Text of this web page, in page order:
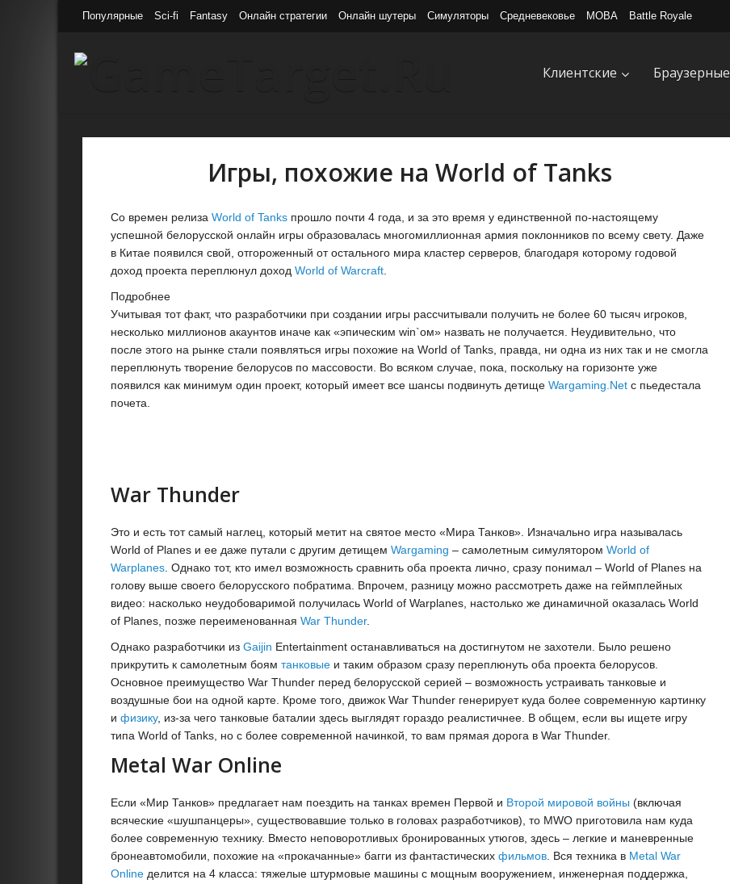
Популярные Sci-fi Fantasy Онлайн стратегии Онлайн шутеры Симуляторы Средневековье MOBA Battle Royale
Клиентские Браузерные
Игры, похожие на World of Tanks
Со времен релиза World of Tanks прошло почти 4 года, и за это время у единственной по-настоящему
успешной белорусской онлайн игры образовалась многомиллионная армия поклонников по всему свету. Даже
в Китае появился свой, отгороженный от остального мира кластер серверов, благодаря которому годовой
доход проекта переплюнул доход World of Warcraft
Подробнее
Учитывая тот факт, что разработчики при создании игры рассчитывали получить не более 60 тысяч игроков,
несколько миллионов акаунтов иначе как «эпическим win`ом» назвать не получается. Неудивительно, что
после этого на рынке стали появляться игры похожие на World of Tanks, правда, ни одна из них так и не смогла
переплюнуть творение белорусов по массовости. Во всяком случае, пока, поскольку на горизонте уже
появился как минимум один проект, который имеет все шансы подвинуть детище Wargaming.Net с пьедестала
почета.
War Thunder
Это и есть тот самый наглец, который метит на святое место «Мира Танков». Изначально игра называлась
World of Planes и ее даже путали с другим детищем Wargaming – самолетным симулятором World of
Warplanes. Однако тот, кто имел возможность сравнить оба проекта лично, сразу понимал – World of Planes на
голову выше своего белорусского побратима. Впрочем, разницу можно рассмотреть даже на геймплейных
видео: насколько неудобоваримой получилась World of Warplanes, настолько же динамичной оказалась World
of Planes, позже переименованная War Thunder.
Однако разработчики из Gaijin Entertainment останавливаться на достигнутом не захотели. Было решено
прикрутить к самолетным боям танковые и таким образом сразу переплюнуть оба проекта белорусов.
Основное преимущество War Thunder перед белорусской серией – возможность устраивать танковые и
воздушные бои на одной карте. Кроме того, движок War Thunder генерирует куда более современную картинку
и физику, из-за чего танковые баталии здесь выглядят гораздо реалистичнее. В общем, если вы ищете игру
типа World of Tanks, но с более современной начинкой, то вам прямая дорога в War Thunder.
Metal War Online
Если «Мир Танков» предлагает нам поездить на танках времен Первой и Второй мировой войны (включая
всяческие «шушпанцеры», существовавшие только в головах разработчиков), то MWO приготовила нам куда
более современную технику. Вместо неповоротливых бронированных утюгов, здесь – легкие и маневренные
бронеавтомобили, похожие на «прокачанные» багги из фантастических фильмов. Вся техника в Metal War
Online делится на 4 класса: тяжелые штурмовые машины с мощным вооружением, инженерная поддержка,